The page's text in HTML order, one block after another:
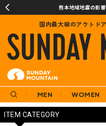
熊本地域地震の影
国内最大級のアウトド
MEN WOMEN
タフフ
検索条件に該当す
ITEM CATEGORY